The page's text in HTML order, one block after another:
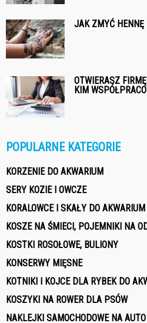
JAK ZMYĆ HENNĘ
OTWIERASZ
KIM
POPULARNE KATEGORIE
KORZENIE DO AKWARIUM
SERY KOZIE I OWCZE
KORALOWCE I SKAŁY DO AKWARIUM
KOSZE NA ŚMIECI, POJEMNIKI NA
KOSTKI ROSOŁOWE, BULIONY
KONSERWY MIĘSNE
KOTNIKI I KOJCE DLA RYBEK DO
KOSZYKI NA ROWER DLA PSÓW
NAKLEJKI SAMOCHODOWE NA AUTO